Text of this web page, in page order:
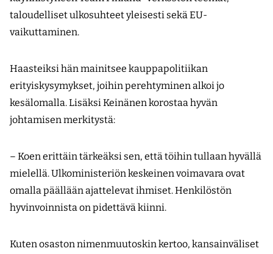
taloudelliset ulkosuhteet yleisesti sekä EU-
vaikuttaminen.
Haasteiksi hän mainitsee kauppapolitiikan
erityiskysymykset, joihin perehtyminen alkoi jo
kesälomalla. Lisäksi Keinänen korostaa hyvän
johtamisen merkitystä:
– Koen erittäin tärkeäksi sen, että töihin tullaan hyvällä
mielellä. Ulkoministeriön keskeinen voimavara ovat
omalla päällään ajattelevat ihmiset. Henkilöstön
hyvinvoinnista on pidettävä kiinni.
Kuten osaston nimenmuutoskin kertoo, kansainväliset